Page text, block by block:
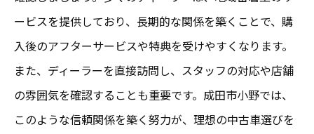
ービスを提供しており、長期的な関係を築くことで、購
入後のアフターサービスや特典を受けやすくなります。
また、ディーラーを直接訪問し、スタッフの対応や店舗
の雰囲気を確認することも重要です。成田市小野では、
このような信頼関係を築く努力が、理想の中古車選びを